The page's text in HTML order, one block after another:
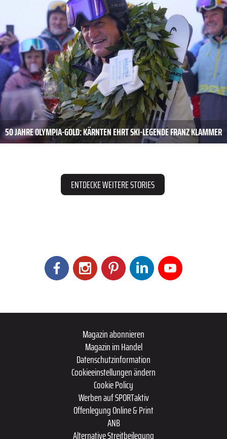
50 JAHRE OLYMPIA-GOLD: KÄRNTEN EHRT SKI-LEGENDE FRANZ KLAMMER
ENTDECKE WEITERE STORIES
Magazin abonnieren
Magazin im Handel
Datenschutzinformation
Cookieeinstellungen ändern
Cookie Policy
Werben auf SPORTaktiv
Offenlegung Online & Print
ANB
Alternative Streitbeilegung